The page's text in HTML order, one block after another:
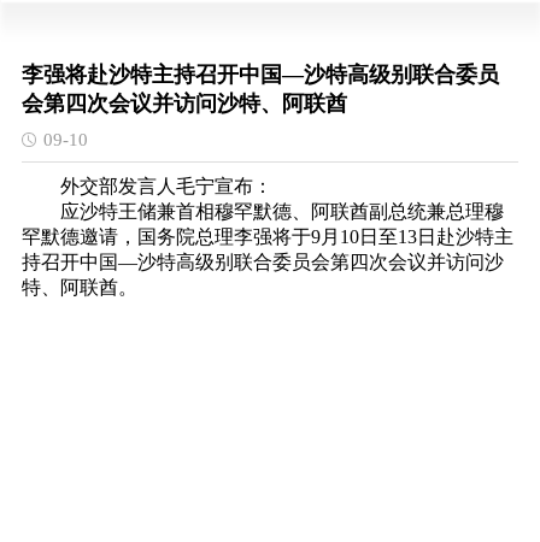
李强将赴沙特主持召开中国—沙特高级别联合委员
会第四次会议并访问沙特、阿联酋
09-10
外交部发言人毛宁宣布：
应沙特王储兼首相穆罕默德、阿联酋副总统兼总理穆
罕默德邀请，国务院总理李强将于9月10日至13日赴沙特主
持召开中国—沙特高级别联合委员会第四次会议并访问沙
特、阿联酋。